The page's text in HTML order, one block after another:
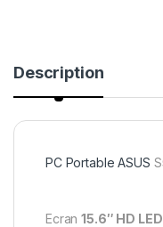
Description
PC Portable ASUS
Ecran15.6″ HD LED